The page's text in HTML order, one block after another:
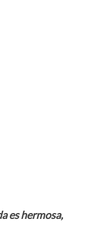
es hermosa,